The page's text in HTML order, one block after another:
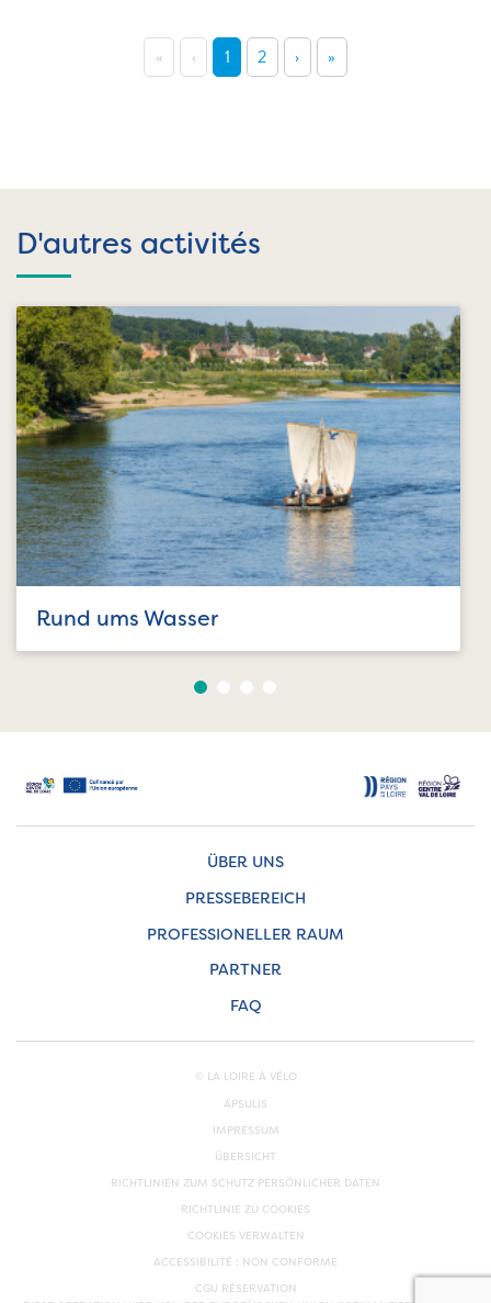
« ‹ 1 2 › »
D'autres activités
Rund ums Wasser
ÜBER UNS
PRESSEBEREICH
PROFESSIONELLER RAUM
PARTNER
FAQ
© LA LOIRE À VÉLO
APSULIS
IMPRESSUM
ÜBERSICHT
RICHTLINIEN ZUM SCHUTZ PERSÖNLICHER DATEN
RICHTLINIE ZU COOKIES
COOKIES VERWALTEN
ACCESSIBILITÉ : NON CONFORME
CGU RÉSERVATION